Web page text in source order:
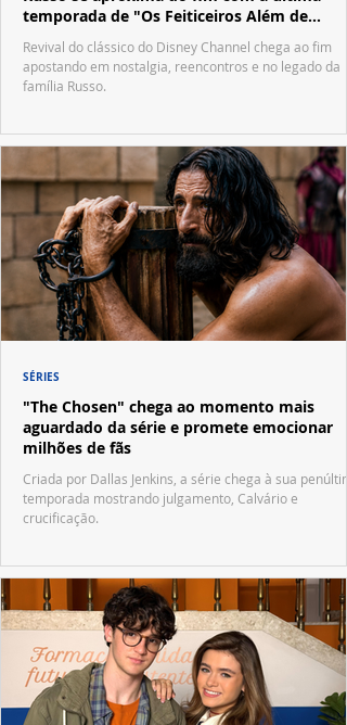
temporada de "Os Feiticeiros Além de
Waverly Place"
Revival do clássico do Disney Channel chega ao fim
apostando em nostalgia, reencontros e no legado da
família Russo.
"The Chosen" chega ao momento mais
aguardado da série e promete emocionar
milhões de fãs
Criada por Dallas Jenkins, a série chega à sua
temporada mostrando julgamento, Calvário e
crucificação.
SÉRIES